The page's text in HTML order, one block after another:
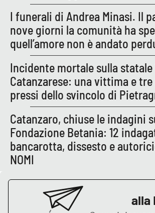
Lacapitalenews.it
Ilreggino.it
Cosenzachannel.it
Ilvibonese.it
Catanzarochannel.it
APP
Android
I funerali di Andrea Minasi. Il
nove giorni la comunità ha
quell’amore non è andato
Incidente mortale sulla statale
Catanzarese: una vittima e
pressi dello svincolo di
Catanzaro, chiuse le indagini
Fondazione Betania: 12
bancarotta, dissesto e
NOMI
alla